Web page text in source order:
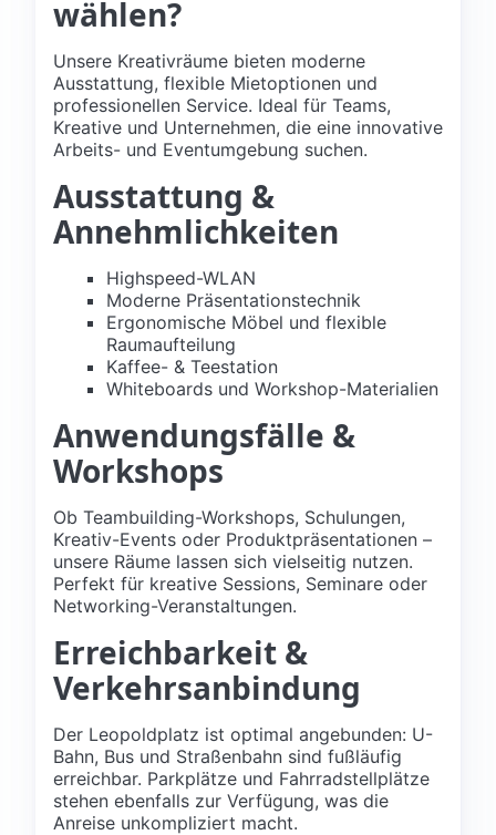
wählen?
Unsere Kreativräume bieten moderne
Ausstattung, flexible Mietoptionen und
professionellen Service. Ideal für Teams,
Kreative und Unternehmen, die eine innovative
Arbeits- und Eventumgebung suchen.
Ausstattung &
Annehmlichkeiten
Highspeed-WLAN
Moderne Präsentationstechnik
Ergonomische Möbel und flexible
Raumaufteilung
Kaffee- & Teestation
Whiteboards und Workshop-Materialien
Anwendungsfälle &
Workshops
Ob Teambuilding-Workshops, Schulungen,
Kreativ-Events oder Produktpräsentationen –
unsere Räume lassen sich vielseitig nutzen.
Perfekt für kreative Sessions, Seminare oder
Networking-Veranstaltungen.
Erreichbarkeit &
Verkehrsanbindung
Der Leopoldplatz ist optimal angebunden: U-
Bahn, Bus und Straßenbahn sind fußläufig
erreichbar. Parkplätze und Fahrradstellplätze
stehen ebenfalls zur Verfügung, was die
Anreise unkompliziert macht.